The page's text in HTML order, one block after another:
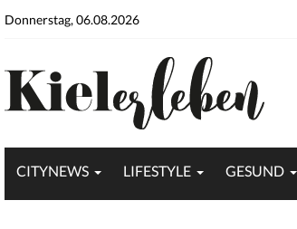
Donnerstag, 06.08.2026
CITYNEWS LIFESTYLE GESUND